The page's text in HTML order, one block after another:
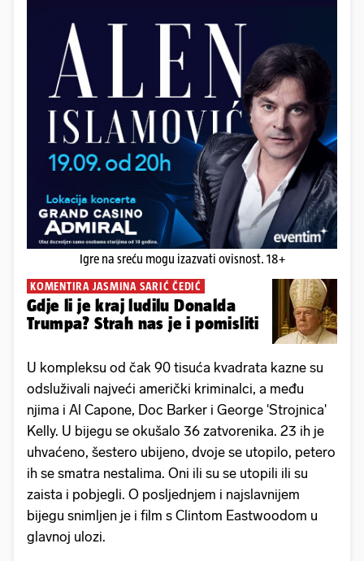
Igre na sreću mogu izazvati ovisnost. 18+
KOMENTIRA JASMINA SARIĆ ČEDIĆ
Gdje li je kraj ludilu Donalda
Trumpa? Strah nas je i pomisliti
U kompleksu od čak 90 tisuća kvadrata kazne su
odsluživali najveći američki kriminalci, a među
njima i Al Capone, Doc Barker i George 'Strojnica'
Kelly. U bijegu se okušalo 36 zatvorenika. 23 ih je
uhvaćeno, šestero ubijeno, dvoje se utopilo, petero
ih se smatra nestalima. Oni ili su se utopili ili su
zaista i pobjegli. O posljednjem i najslavnijem
bijegu snimljen je i film s Clintom Eastwoodom u
glavnoj ulozi.